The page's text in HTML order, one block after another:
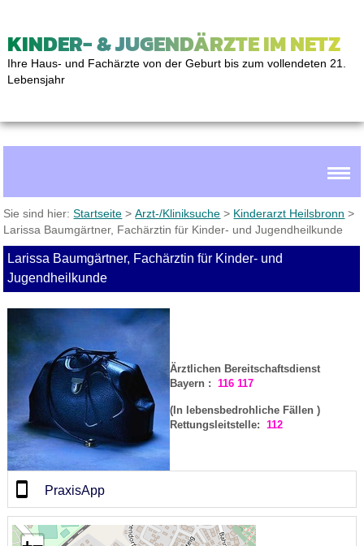
KINDER- & JUGENDÄRZTE IM NETZ
Ihre Haus- und Fachärzte von der Geburt bis zum vollendeten 21.
Lebensjahr
Sie sind hier:Startseite >Arzt-/Kliniksuche > Kinderarzt Heilsbronn >
Larissa Baumgärtner, Fachärztin für Kinder- und Jugendheilkunde
Larissa Baumgärtner, Fachärztin für Kinder- und
Jugendheilkunde
Ärztlichen Bereitschaftsdienst
Bayern : 116 117
(In lebensbedrohliche Fällen )
Rettungsleitstelle: 112
PraxisApp